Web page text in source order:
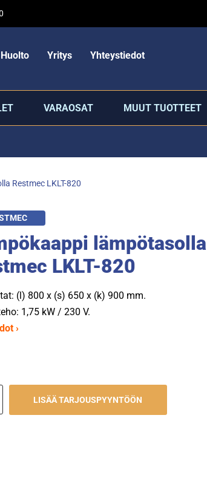
Huolto Yritys Yhteystiedot
VARAOSAT MUUT TUOTTEET
Restmec LKLT-820
lämpötasolla
LKLT-820
(l) 800 x (s) 650 x (k) 900 mm.
1,75 kW / 230 V.
›
LISÄÄ TARJOUSPYYNTÖÖN